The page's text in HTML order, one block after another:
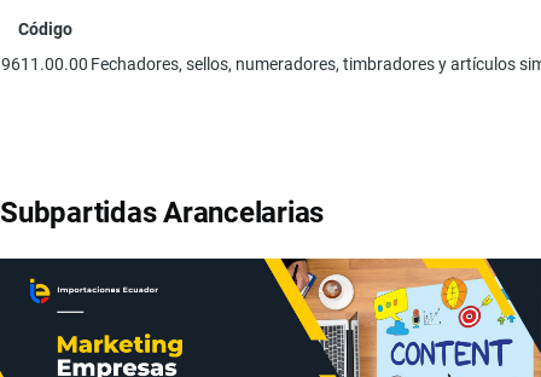
Código
9611.00.00 Fechadores, sellos, numeradores, timbradores y artículos
Subpartidas Arancelarias